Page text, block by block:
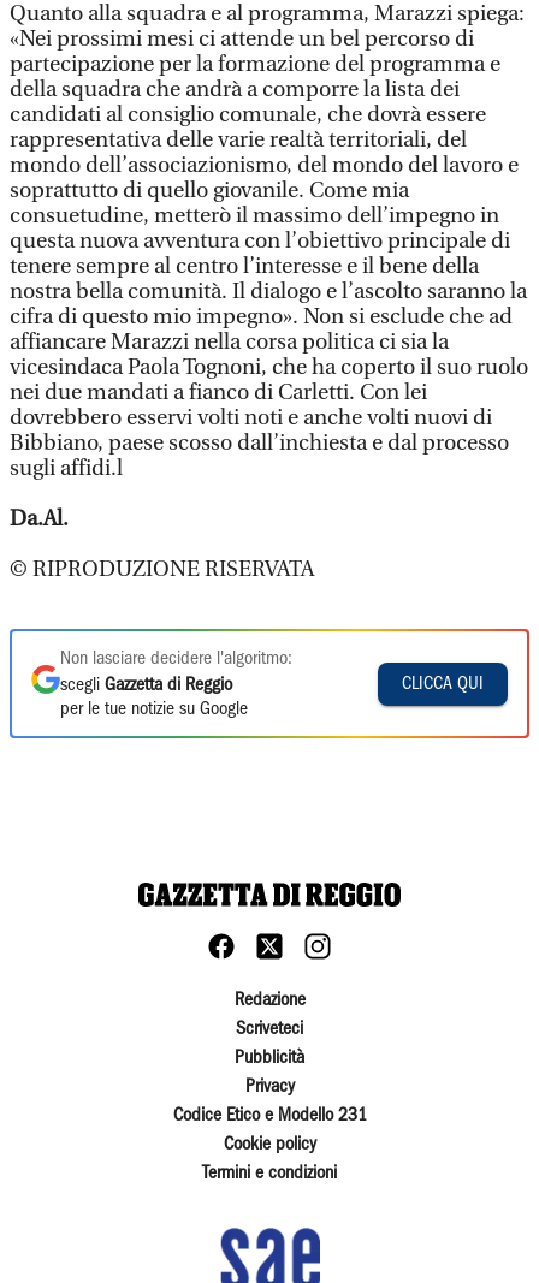
Quanto alla squadra e al programma, Marazzi spiega:
«Nei prossimi mesi ci attende un bel percorso di
partecipazione per la formazione del programma e
della squadra che andrà a comporre la lista dei
candidati al consiglio comunale, che dovrà essere
rappresentativa delle varie realtà territoriali, del
mondo dell’associazionismo, del mondo del lavoro e
soprattutto di quello giovanile. Come mia
consuetudine, metterò il massimo dell’impegno in
questa nuova avventura con l’obiettivo principale di
tenere sempre al centro l’interesse e il bene della
nostra bella comunità. Il dialogo e l’ascolto saranno la
cifra di questo mio impegno». Non si esclude che ad
affiancare Marazzi nella corsa politica ci sia la
vicesindaca Paola Tognoni, che ha coperto il suo ruolo
nei due mandati a fianco di Carletti. Con lei
dovrebbero esservi volti noti e anche volti nuovi di
Bibbiano, paese scosso dall’inchiesta e dal processo
sugli affidi.l
Da.Al.
© RIPRODUZIONE RISERVATA
Non lasciare decidere l'algoritmo:
scegli Gazzetta di Reggio
per le tue notizie su Google
CLICCA QUI
Redazione
Scriveteci
Pubblicità
Privacy
Codice Etico e Modello 231
Cookie policy
Termini e condizioni